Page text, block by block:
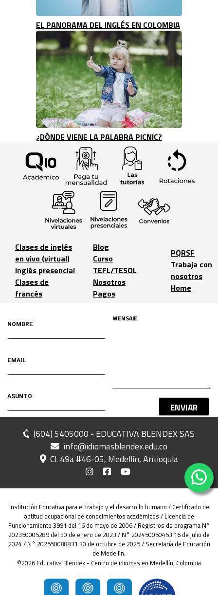
EL PANORAMA DEL INGLÉS EN COLOMBIA
¿DÓNDE VIENE LA PALABRA PICNIC?
Clases de inglés
en vivo (virtual)
Inglés presencial
Clases de
francés
Blog
Curso
TEFL/TESOL
Nosotros
Pagos
PQRSF
Trabaja con
nosotros
Home
(604) 5405000 - EDUCATIVA BLENDEX SAS
info@idiomasblendex.edu.co
Cl. 49a #46-05, Medellín, Antioquia
ENVIAR
Institución Educativa para el trabajo y el desarrollo humano / Certificado de
aptitud ocupacional de conocimientos académicos / Licencia de
Funcionamiento 3991 del 16 de mayo de 2006 / Registros de programa N°
202350005289 del 30 de enero de 2023 / N° 202450050453 16 de julio de
2024 / N° 202550088831 30 de octubre de 2025 / Secretaría de Educación
de Medellín.
©2026 Educativa Blendex - Centro de idiomas en Medellín, Colombia